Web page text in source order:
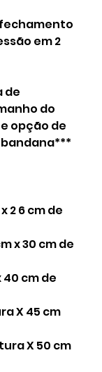
em 2
de
do
opção de
2 6 cm de
x 30 cm de
40 cm de
X 45 cm
X 50 cm